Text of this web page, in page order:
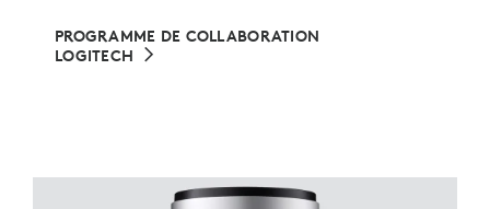
PROGRAMME DE COLLABORATION
LOGITECH